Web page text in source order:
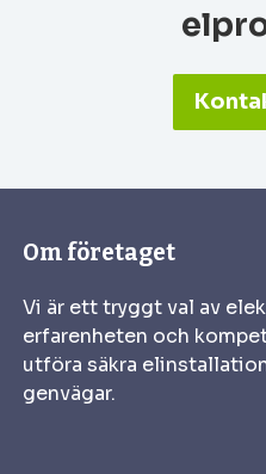
Om företaget
Vi är ett tryggt val av
erfarenheten och
utföra säkra
genvägar.